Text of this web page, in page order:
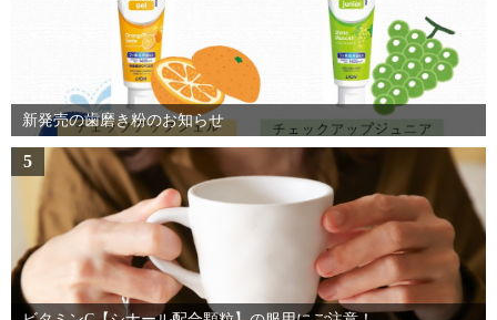
新発売の歯磨き粉のお知らせ
5